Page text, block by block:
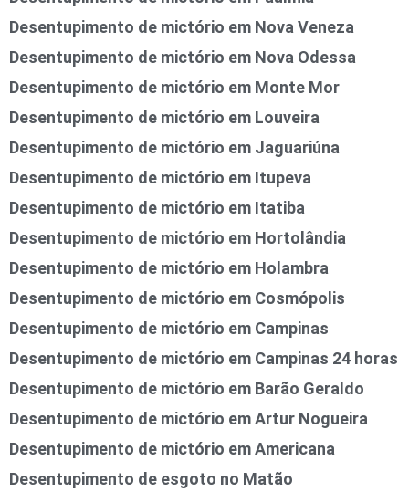
Desentupimento de mictório em Nova Veneza
Desentupimento de mictório em Nova Odessa
Desentupimento de mictório em Monte Mor
Desentupimento de mictório em Louveira
Desentupimento de mictório em Jaguariúna
Desentupimento de mictório em Itupeva
Desentupimento de mictório em Itatiba
Desentupimento de mictório em Hortolândia
Desentupimento de mictório em Holambra
Desentupimento de mictório em Cosmópolis
Desentupimento de mictório em Campinas
Desentupimento de mictório em Campinas 24 horas
Desentupimento de mictório em Barão Geraldo
Desentupimento de mictório em Artur Nogueira
Desentupimento de mictório em Americana
Desentupimento de esgoto no Matão